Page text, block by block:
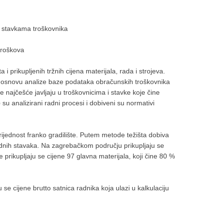
troškovnika
i prikupljenih tržnih cijena materijala, rada i strojeva.
analize baze podataka obračunskih troškovnika
najčešće javljaju u troškovnicima i stavke koje čine
analizirani radni procesi i dobiveni su normativi
franko gradilište. Putem metode težišta dobiva
stavaka. Na zagrebačkom području prikupljaju se
se cijene 97 glavna materijala, koji čine 80 %
cijene brutto satnica radnika koja ulazi u kalkulaciju